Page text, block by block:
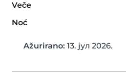
Veče
Noć
Ažurirano: 13. јул 2026.